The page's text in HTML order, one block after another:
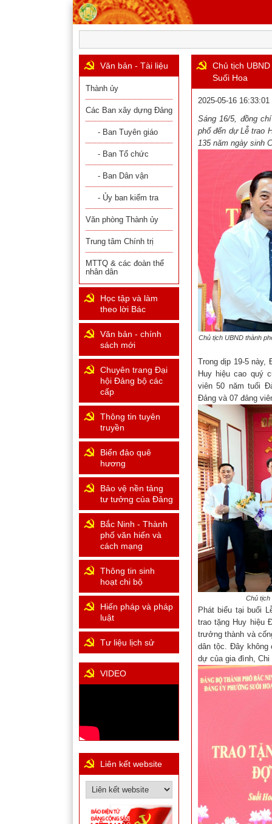
Chủ tịch
Suối Hoa
2025-05-16 16:33:01
Sáng 16/5, đồng
phố đến dự Lễ trao
135năm ngày sinh
Chủ tịch UBND thành
Trong dịp 19-5 này,
Huy hiệu cao quý
viên 50 năm tuổi
Đảng và 07 đảng
Chủ tịch
Phát biểu tại buổi
trao tặng Huy hiệu
trưởng thành và
dân tộc. Đây không
dự của gia đình,
Văn bản - Tài liệu
Thành ủy
Các Ban xây dựng Đảng
- Ban Tuyên giáo
- Ban Tổ chức
- Ban Dân vận
- Ủy ban kiểm tra
Văn phòng Thành ủy
Trung tâm Chính trị
MTTQ & các đoàn thể
nhân dân
Học tập và làm
theo lời Bác
Văn bản - chính
sách mới
Chuyên trang Đại
hội Đảng bộ các
cấp
Thông tin tuyên
truyền
Biển đảo quê
hương
Bảo vệ nền tảng
tư tưởng của Đảng
Bắc Ninh - Thành
phố văn hiến và
cách mạng
Thông tin sinh
hoạt chi bộ
Hiến pháp và pháp
luật
Tư liệu lịch sử
VIDEO
Liên kết website